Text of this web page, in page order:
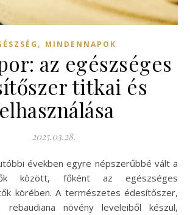
, MINDENNAPOK
az egészséges
titkai és
2025.03.28.
között, főként az egészséges
körében. A természetes édesítőszer,
növény leveleiből készül,